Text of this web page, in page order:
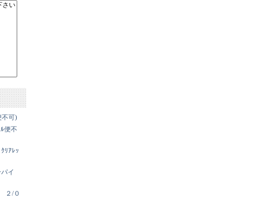
可)
便不
ﾘｱﾚｯ
イ
２/０